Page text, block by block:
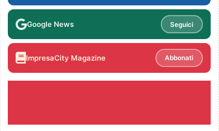
Google News Seguici
ImpresaCity Magazine Abbonati